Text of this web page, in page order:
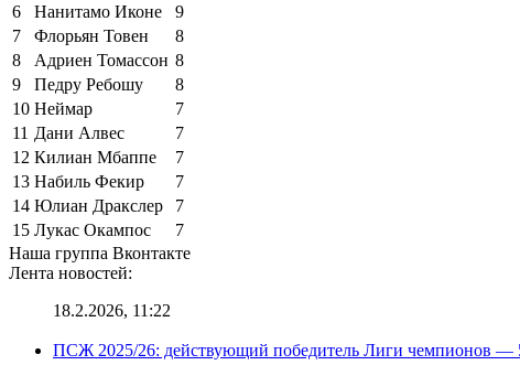
6
Нанитамо Иконе
9
7
Флорьян Товен
8
8
Адриен Томассон 8
9
Педру Ребошу
8
10 Неймар
7
11 Дани Алвес
7
12 Килиан Мбаппе
7
13 Набиль Фекир
7
14 Юлиан Дракслер
7
15 Лукас Окампос
7
Наша группа Вконтакте
Лента новостей:
18.2.2026, 11:22
ПСЖ 2025/26: действующий победитель Лиги чемпионов —